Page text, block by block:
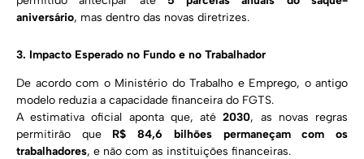
aniversário, mas dentro das novas diretrizes.
3. Impacto Esperado no Fundo e no Trabalhador
De acordo com o Ministério do Trabalho e Emprego, o antigo
modelo reduzia a capacidade financeira do FGTS.
A estimativa oficial aponta que, até2030, as novas regras
permitirão que R$ 84,6 bilhões permaneçam com os
trabalhadores, e não com as instituições financeiras.